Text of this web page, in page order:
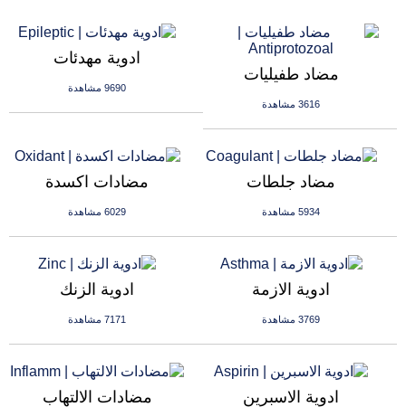
ادوية مهدئات
9690 مشاهدة
مضاد طفيليات
3616 مشاهدة
مضادات اكسدة
6029 مشاهدة
مضاد جلطات
5934 مشاهدة
ادوية الزنك
7171 مشاهدة
ادوية الازمة
3769 مشاهدة
مضادات الالتهاب ادوية الاسبرين